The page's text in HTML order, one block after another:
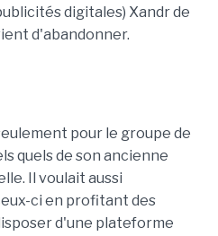
digitales) Xandr de
d'abandonner.
pour le groupe de
quels de son ancienne
Il voulait aussi
ci en profitant des
d'une plateforme